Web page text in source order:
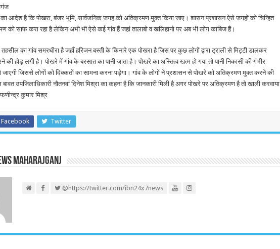
आदेश है कि पोखरा, बंजर भूमि, सार्वजनिक जगह को अतिक्रमण मुक्त किया जाए। शासन प्रशासन ऐसे जगहों को चिन्हित
साफ करा रहा है लेकिन अभी भी ऐसे कई गांव हैं जहां तालाबो व खलिहानो पर अब भी लोग काबिज हैं।
तहसील का गांव समरधीरा है जहाँ हरिजन बस्ती के किनारे एक पोखरा है जिस पर कुछ लोगों द्वारा ट्राली से मिट्टी डालकर
होड़ लगी है। पोखरे में गांव के बरसात का पानी जाता है। पोखरे का अस्तित्व खत्म हो गया तो पानी निकासी की गंभीर
जाएगी जिससे लोगों को दिक्कतों का सामना करना पड़ेगा। गांव के लोगों ने प्रशासन से पोखरे को अतिक्रमण मुक्त करने की
उपजिलाधिकारी नौतनवां दिनेश मिश्रा का कहना है कि जानकारी मिली है अगर पोखरे पर अतिक्रमण है तो खाली करवाया
फणीन्द्र कुमार मिश्र
Facebook Twitter
MAHARAJGANJ
@https://twitter.com/ibn24x7news